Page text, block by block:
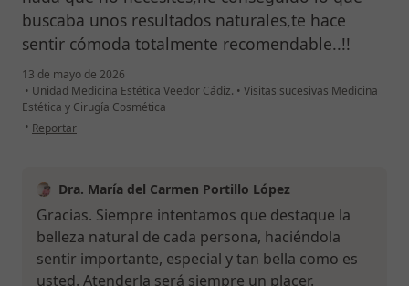
buscaba unos resultados naturales,te hace
sentir cómoda totalmente recomendable..!!
13 de mayo de 2026
• Unidad Medicina Estética Veedor Cádiz. • Visitas sucesivas Medicina
Estética y Cirugía Cosmética
• en opinión del usuario Virginia Gago Jordán
Reportar
Dra. María del Carmen Portillo López
Gracias. Siempre intentamos que destaque la
belleza natural de cada persona, haciéndola
sentir importante, especial y tan bella como es
usted. Atenderla será siempre un placer.